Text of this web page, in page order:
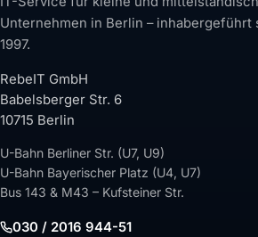
Unternehmen in Berlin – inhabergeführt
1997.
RebeIT GmbH
Babelsberger Str. 6
10715 Berlin
U-Bahn Berliner Str. (U7, U9)
U-Bahn Bayerischer Platz (U4, U7)
Bus 143 & M43 – Kufsteiner Str.
030 / 2016 944-51